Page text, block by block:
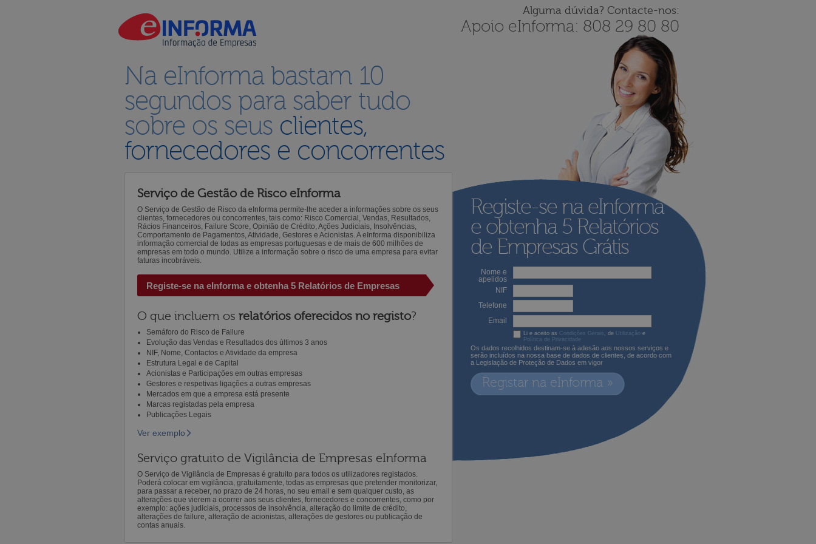
Alguma dúvida? Contacte-nos:
Apoio eInforma: 808 29 80 80
Registe-se na eInforma
e obtenha5 Relatórios
de Empresas Grátis
Nome e
apelidos
NIF
Telefone
Email
Li e aceito as Condições Gerais , de Utilização e
Política de Privacidade
Os dados recolhidos destinam-se à adesão aos nossos serviços e
serão incluídos na nossa base de dados de clientes, de acordo com
a Legislação de Proteção de Dados em vigor
Registar na eInforma »
Na eInforma bastam 10
segundos para saber tudo
sobre os seus clientes,
fornecedores e concorrentes
Serviço de Gestão de Risco eInforma
O Serviço de Gestão de Risco da eInforma permite-lhe aceder a informações sobre os seus
clientes, fornecedores ou concorrentes, tais como: Risco Comercial, Vendas, Resultados,
Rácios Financeiros, Failure Score, Opinião de Crédito, Ações Judiciais, Insolvências,
Comportamento de Pagamentos, Atividade, Gestores e Acionistas. A eInforma disponibiliza
informação comercial de todas as empresas portuguesas e de mais de 600 milhões de
empresas em todo o mundo. Utilize a informação sobre o risco de uma empresa para evitar
faturas incobráveis.
Registe-se na eInforma e obtenha 5 Relatórios de Empresas
O que incluem os relatórios oferecidos no registo?
Semáforo do Risco de Failure
Evolução das Vendas e Resultados dos últimos 3 anos
NIF, Nome, Contactos e Atividade da empresa
Estrutura Legal e de Capital
Acionistas e Participações em outras empresas
Gestores e respetivas ligações a outras empresas
Mercados em que a empresa está presente
Marcas registadas pela empresa
Publicações Legais
Ver exemplo
Serviço gratuito de Vigilância de Empresas eInforma
O Serviço de Vigilância de Empresas é gratuito para todos os utilizadores registados.
Poderá colocar em vigilância, gratuitamente, todas as empresas que pretender monitorizar,
para passar a receber, no prazo de 24 horas, no seu email e sem qualquer custo, as
alterações que vierem a ocorrer aos seus clientes, fornecedores e concorrentes, como por
exemplo: ações judiciais, processos de insolvência, alteração do limite de crédito,
alterações de failure, alteração de acionistas, alterações de gestores ou publicação de
contas anuais.